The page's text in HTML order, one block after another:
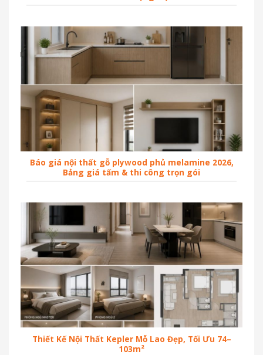
Báo giá nội thất gỗ plywood phủ melamine 2026,
Bảng giá tấm & thi công trọn gói
Thiết Kế Nội Thất Kepler Mỗ Lao Đẹp, Tối Ưu 74–
103m²